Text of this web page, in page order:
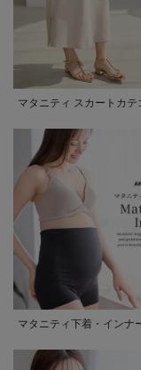
マタニティ スカートカテ
マタニティ下着・インナ